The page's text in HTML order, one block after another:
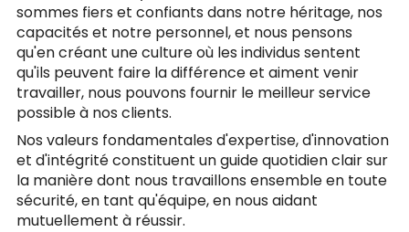
sommes fiers et confiants dans notre héritage, nos
capacités et notre personnel, et nous pensons
qu'en créant une culture où les individus sentent
qu'ils peuvent faire la différence et aiment venir
travailler, nous pouvons fournir le meilleur service
possible à nos clients.
Nos valeurs fondamentales d'expertise, d'innovation
et d'intégrité constituent un guide quotidien clair sur
la manière dont nous travaillons ensemble en toute
sécurité, en tant qu'équipe, en nous aidant
mutuellement à réussir.